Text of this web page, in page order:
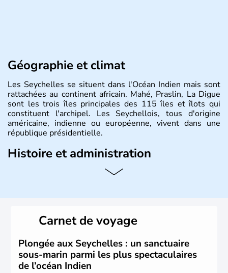
Géographie et climat
Les Seychelles se situent dans l'Océan Indien mais sont
rattachées au continent africain. Mahé, Praslin, La Digue
sont les trois îles principales des 115 îles et îlots qui
constituent l'archipel. Les Seychellois, tous d'origine
américaine, indienne ou européenne, vivent dans une
république présidentielle.
Histoire et administration
C'est le navigateur portugais Vasco de Gama qui a
Louis XV. L'archipel est passé sous contrôle britannique,
après l'échec des initiatives napoléoniennes de 1814.
Carnet de voyage
Plongée aux Seychelles : un sanctuaire
sous-marin parmi les plus spectaculaires
de l’océan Indien